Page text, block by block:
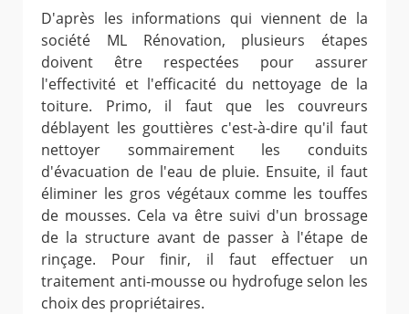
D'après les informations qui viennent de la
société ML Rénovation, plusieurs étapes
doivent être respectées pour assurer
l'effectivité et l'efficacité du nettoyage de la
toiture. Primo, il faut que les couvreurs
déblayent les gouttières c'est-à-dire qu'il faut
nettoyer sommairement les conduits
d'évacuation de l'eau de pluie. Ensuite, il faut
éliminer les gros végétaux comme les touffes
de mousses. Cela va être suivi d'un brossage
de la structure avant de passer à l'étape de
rinçage. Pour finir, il faut effectuer un
traitement anti-mousse ou hydrofuge selon les
choix des propriétaires.